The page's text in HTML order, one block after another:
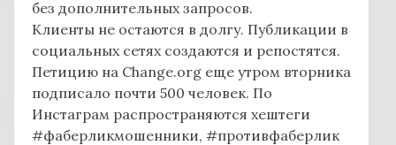
без дополнительных запросов.
Клиенты не остаются в долгу. Публикации в
социальных сетях создаются и репостятся.
Петицию на Change.org еще утром вторника
подписало почти 500 человек. По
Инстаграм распространяются хештеги
#фаберликмошенники, #противфаберлик